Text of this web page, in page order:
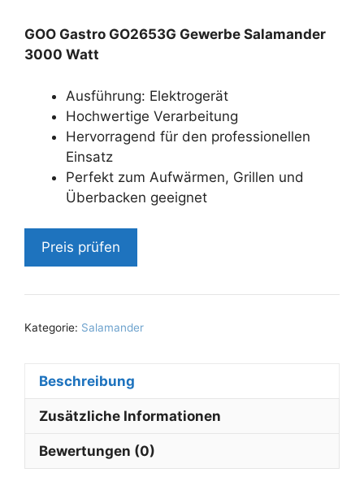
GOO Gastro GO2653G Gewerbe Salamander
3000 Watt
Ausführung: Elektrogerät
Hochwertige Verarbeitung
Hervorragend für den professionellen
Einsatz
Perfekt zum Aufwärmen, Grillen und
Überbacken geeignet
Preis prüfen
Kategorie: Salamander
Beschreibung
Zusätzliche Informationen
Bewertungen (0)